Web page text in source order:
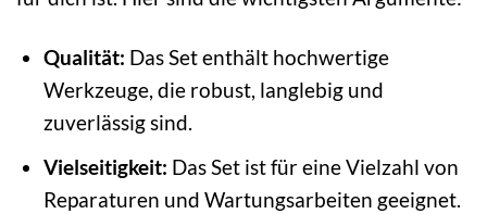
Qualität: Das Set enthält hochwertige
Werkzeuge, die robust, langlebig und
zuverlässig sind.
Vielseitigkeit: Das Set ist für eine Vielzahl von
Reparaturen und Wartungsarbeiten geeignet.